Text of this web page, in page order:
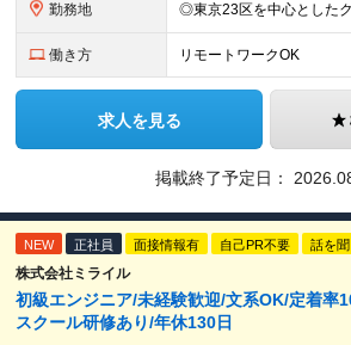
勤務地
働き方 リモートワークOK
求人を見る
掲載終了予定日：
NEW 正社員 面接情報有 自己PR不要 話を
株式会社ミライル
初級エンジニア/未経験歓迎/文系OK/定着率
スクール研修あり/年休130日